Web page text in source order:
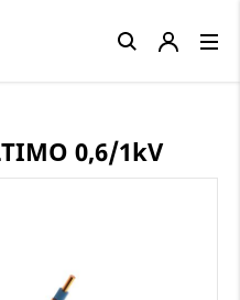
0,6/1kV
Close